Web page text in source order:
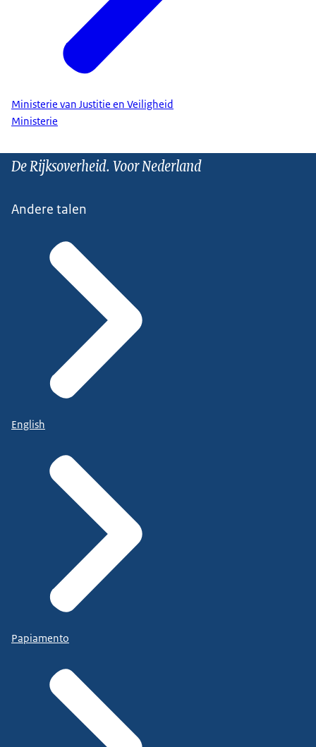
Ministerie van Justitie en Veiligheid
Ministerie
De Rijksoverheid. Voor Nederland
Andere talen
English
Papiamento